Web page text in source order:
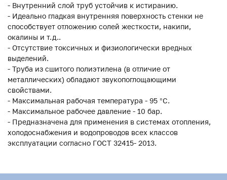
- Внутренний слой труб устойчив к истиранию.
- Идеально гладкая внутренняя поверхность стенки не
способствует отложению солей жесткости, накипи,
окалины и т.д..
- Отсутствие токсичных и физиологически вредных
выделений.
- Труба из сшитого полиэтилена (в отличие от
металлических) обладают звукопоглощающими
свойствами.
- Максимальная рабочая температура - 95 °С.
- Максимальное рабочее давление - 10 бар.
- Предназначена для применения в системах отопления,
холодоснабжения и водопроводов всех классов
эксплуатации согласно ГОСТ 32415- 2013.